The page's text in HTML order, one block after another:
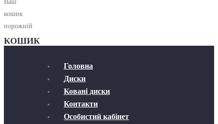
Ваш
кошик
порожній
КОШИК
Головна
Диски
Ковані диски
Контакти
Особистий кабінет